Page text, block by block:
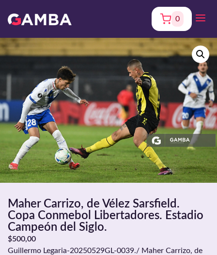
0
Maher Carrizo, de Vélez Sarsfield.
Copa Conmebol Libertadores. Estadio
Campeón del Siglo.
$500,00
Guillermo Legaria-20250529GL-0039./ Maher Carrizo, de